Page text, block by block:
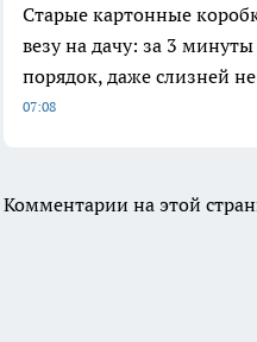
Старые картонные
везу на дачу: за 3 минуты
порядок, даже слизней
07:08
Комментарии на этой